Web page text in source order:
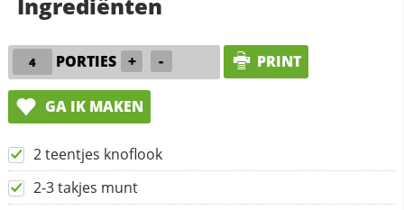
PORTIES + - PRINT
GA IK MAKEN
2 teentjes knoflook
2-3 takjes munt